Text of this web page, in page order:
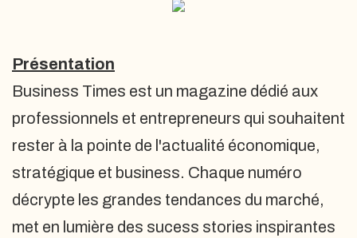
Présentation
Business Times est un magazine dédié aux
professionnels et entrepreneurs qui souhaitent
rester à la pointe de l'actualité économique,
stratégique et business. Chaque numéro
décrypte les grandes tendances du marché,
met en lumière des sucess stories inspirantes